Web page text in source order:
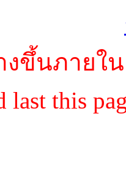
ขึ้นภายใน
last this